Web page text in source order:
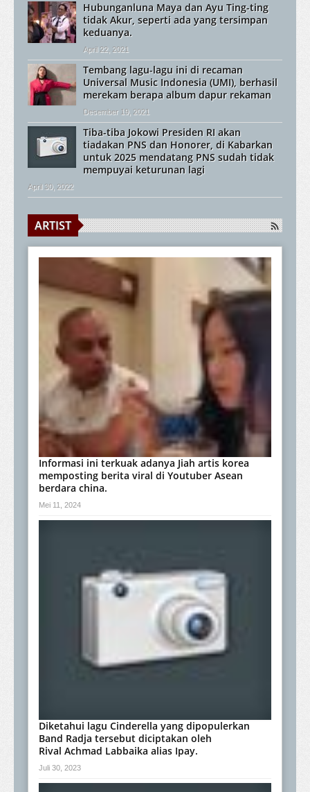
Hubunganluna Maya dan Ayu Ting-ting
tidak Akur, seperti ada yang tersimpan
keduanya.
April 22, 2021
Tembang lagu-lagu ini di recaman
Universal Music Indonesia (UMI), berhasil
merekam berapa album dapur rekaman
Desember 19, 2021
Tiba-tiba Jokowi Presiden RI akan
tiadakan PNS dan Honorer, di Kabarkan
untuk 2025 mendatang PNS sudah tidak
mempuyai keturunan lagi
April 30, 2022
ARTIST
Informasi ini terkuak adanya Jiah artis korea
memposting berita viral di Youtuber Asean
berdara china.
Mei 11, 2024
Diketahui lagu Cinderella yang dipopulerkan
Band Radja tersebut diciptakan oleh
Rival Achmad Labbaika alias Ipay.
Juli 30, 2023